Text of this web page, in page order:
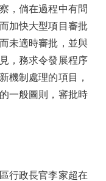
，倘在過程中有問
加快大型項目審批
未適時審批，並與
，務求令發展程序
機制處理的項目，
一般圖則，審批時
政長官李家超在